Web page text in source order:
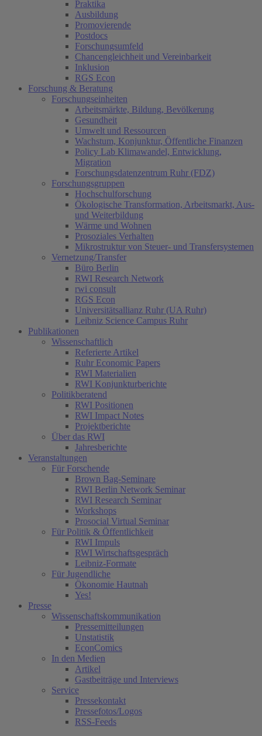
Praktika
Ausbildung
Promovierende
Postdocs
Forschungsumfeld
Chancengleichheit und Vereinbarkeit
Inklusion
RGS Econ
Forschung & Beratung
Forschungseinheiten
Arbeitsmärkte, Bildung, Bevölkerung
Gesundheit
Umwelt und Ressourcen
Wachstum, Konjunktur, Öffentliche Finanzen
Policy Lab Klimawandel, Entwicklung,
Migration
Forschungsdatenzentrum Ruhr (FDZ)
Forschungsgruppen
Hochschulforschung
Ökologische Transformation, Arbeitsmarkt, Aus-
und Weiterbildung
Wärme und Wohnen
Prosoziales Verhalten
Mikrostruktur von Steuer- und Transfersystemen
Vernetzung/Transfer
Büro Berlin
RWI Research Network
rwi consult
RGS Econ
Universitätsallianz Ruhr (UA Ruhr)
Leibniz Science Campus Ruhr
Publikationen
Wissenschaftlich
Referierte Artikel
Ruhr Economic Papers
RWI Materialien
RWI Konjunkturberichte
Politikberatend
RWI Positionen
RWI Impact Notes
Projektberichte
Über das RWI
Jahresberichte
Veranstaltungen
Für Forschende
Brown Bag-Seminare
RWI Berlin Network Seminar
RWI Research Seminar
Workshops
Prosocial Virtual Seminar
Für Politik & Öffentlichkeit
RWI Impuls
RWI Wirtschaftsgespräch
Leibniz-Formate
Für Jugendliche
Ökonomie Hautnah
Yes!
Presse
Wissenschaftskommunikation
Pressemitteilungen
Unstatistik
EconComics
In den Medien
Artikel
Gastbeiträge und Interviews
Service
Pressekontakt
Pressefotos/Logos
RSS-Feeds